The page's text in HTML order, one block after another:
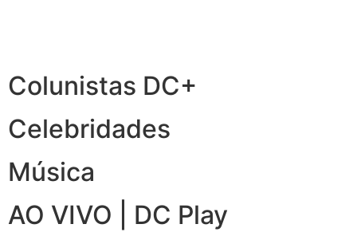
Colunistas DC+
Celebridades
Música
AO VIVO | DC Play